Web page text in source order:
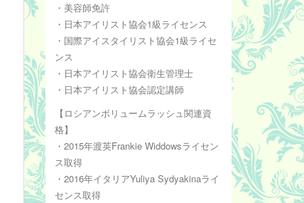
・美容師免許
・日本アイリスト協会1級ライセンス
・国際アイスタイリスト協会1級ライセ
ンス
・日本アイリスト協会衛生管理士
・日本アイリスト協会認定講師
【ロシアンボリュームラッシュ関連資
格】
・2015年渡英Frankie Widdowsライセン
ス取得
・2016年イタリアYuliya Sydyakinaライ
センス取得